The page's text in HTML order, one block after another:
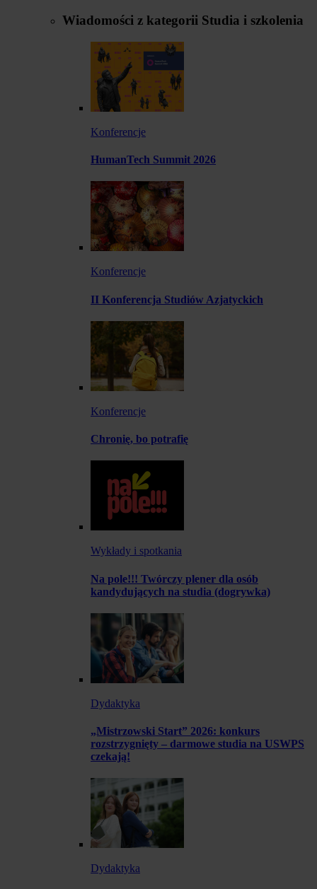
Wiadomości z kategorii Studia i szkolenia
Konferencje
HumanTech Summit 2026
Konferencje
II Konferencja Studiów Azjatyckich
Konferencje
Chronię, bo potrafię
Wykłady i spotkania
Na pole!!! Twórczy plener dla osób
kandydujących na studia (dogrywka)
Dydaktyka
„Mistrzowski Start” 2026: konkurs
rozstrzygnięty – darmowe studia na USWPS
czekają!
Dydaktyka